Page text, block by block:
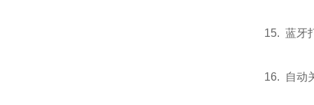
15. 蓝牙
16. 自动